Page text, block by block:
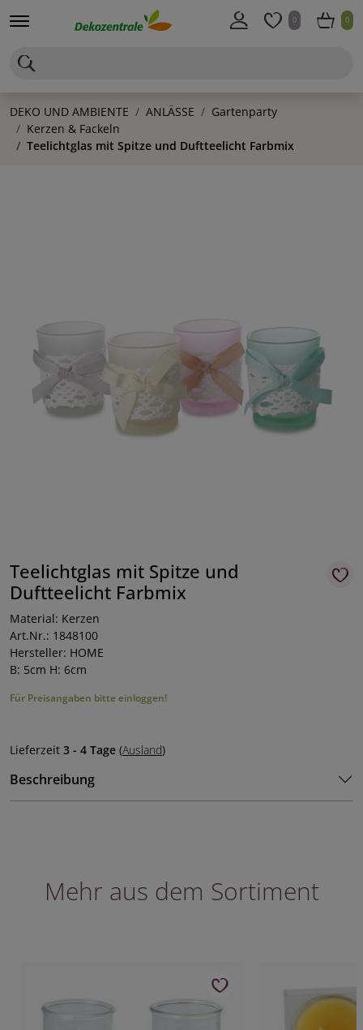
0 0
DEKO UND AMBIENTE ANLÄSSE
Gartenparty
Kerzen & Fackeln
Teelichtglas mit Spitze und Duftteelicht Farbmix
Teelichtglas mit Spitze und
Duftteelicht Farbmix
Material: Kerzen
Art.Nr.: 1848100
Hersteller: HOME
B: 5cm H: 6cm
Für Preisangaben bitte einloggen!
Lieferzeit 3 - 4 Tage (Ausland)
Beschreibung
Mehr aus dem Sortiment